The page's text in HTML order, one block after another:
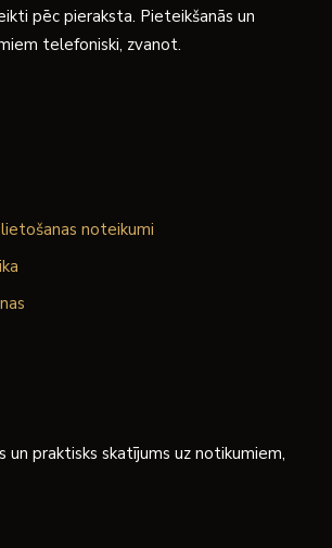
pēc pieraksta. Pieteikšanās un
telefoniski, zvanot.
noteikumi
un praktisks skatījums uz notikumiem,